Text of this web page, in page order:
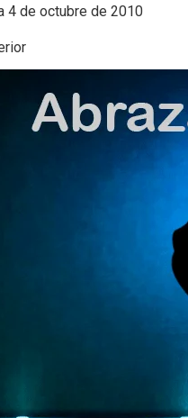
4 de octubre de 2010